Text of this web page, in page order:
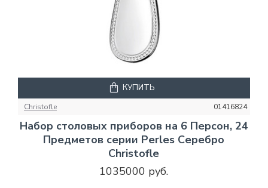
Christofle 01416824
Набор столовых приборов на 6 Персон, 24
Предметов серии Perles Серебро
Christofle
1035000 руб.
КУПИТЬ